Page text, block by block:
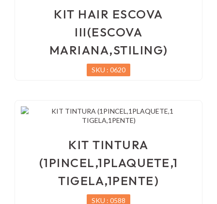
KIT HAIR ESCOVA
III(ESCOVA
MARIANA,STILING)
SKU : 0620
KIT TINTURA
(1PINCEL,1PLAQUETE,1
TIGELA,1PENTE)
SKU : 0588